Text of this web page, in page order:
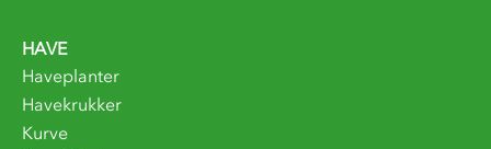
HAVE
Haveplanter
Havekrukker
Kurve